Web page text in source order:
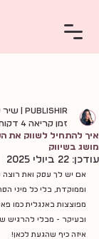
איך להתחיל לשווק את
מושג בשיווק
Publishir | שיר שטיינר
זמן קריאה 4 דקות
עודכן: 22 ביולי 2025
אם יש לך עסק ואת רוצה
וממוקדת, בלי כל מיני
מפוצצות באנגלית כמו
ובעיקר - מבלי להרגיש
איזה כיף שהגעת לכאן!